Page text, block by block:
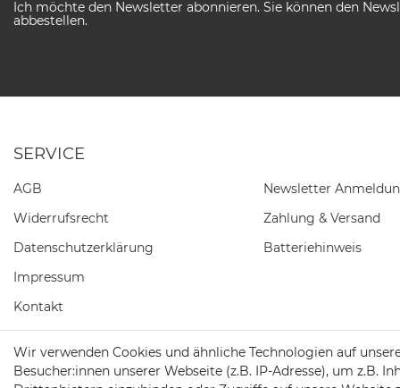
Ich möchte den Newsletter abonnieren. Sie können den
abbestellen.
SERVICE
AGB
Widerrufs­recht
Daten­schutz­erklärung
Impressum
Kontakt
Barrierefreiheitserklärung
Vertrag widerrufen
Newsletter
Zahlung & Versand
Batteriehinweis
Wir verwenden Cookies und ähnliche Technologien auf
Besucher:innen unserer Webseite (z.B. IP-Adresse), um z.B.